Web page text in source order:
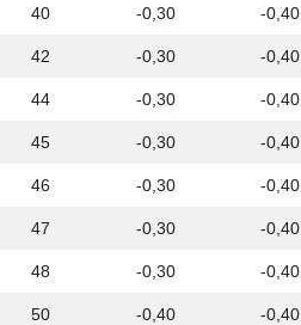
40 -0,30 -0,40
42 -0,30 -0,40
44 -0,30 -0,40
45 -0,30 -0,40
46 -0,30 -0,40
47 -0,30 -0,40
48 -0,30 -0,40
50 -0,40 -0,40